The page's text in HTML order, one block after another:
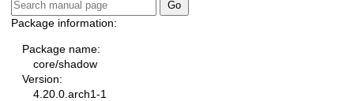
Package information:
Package name:
core/shadow
Version:
4.20.0.arch1-1